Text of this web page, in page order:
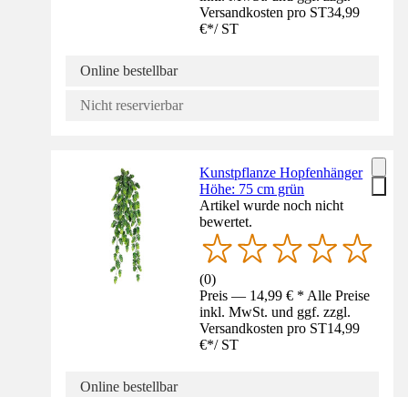
Versandkosten pro ST34,99
€*/ ST
Online bestellbar
Nicht reservierbar
Kunstpflanze Hopfenhänger
Höhe: 75 cm grün
Artikel wurde noch nicht
bewertet.
(0)
Preis — 14,99 € * Alle Preise
inkl. MwSt. und ggf. zzgl.
Versandkosten pro ST14,99
€*/ ST
Online bestellbar